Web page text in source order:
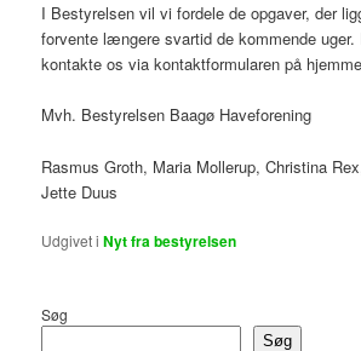
I Bestyrelsen vil vi fordele de opgaver, der
forvente længere svartid de kommende
kontakte os via kontaktformularen på
Mvh. Bestyrelsen Baagø Haveforening
Rasmus Groth, Maria Mollerup, Christina
Jette Duus
Udgivet i Nyt fra bestyrelsen
Søg
Søg